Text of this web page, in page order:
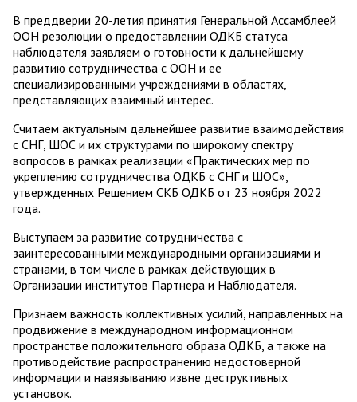
В преддверии 20-летия принятия Генеральной Ассамблеей
ООН резолюции о предоставлении ОДКБ статуса
наблюдателя заявляем о готовности к дальнейшему
развитию сотрудничества с ООН и ее
специализированными учреждениями в областях,
представляющих взаимный интерес.
Считаем актуальным дальнейшее развитие взаимодействия
с СНГ, ШОС и их структурами по широкому спектру
вопросов в рамках реализации «Практических мер по
укреплению сотрудничества ОДКБ с СНГ и ШОС»,
утвержденных Решением СКБ ОДКБ от 23 ноября 2022
года.
Выступаем за развитие сотрудничества с
заинтересованными международными организациями и
странами, в том числе в рамках действующих в
Организации институтов Партнера и Наблюдателя.
Признаем важность коллективных усилий, направленных на
продвижение в международном информационном
пространстве положительного образа ОДКБ, а также на
противодействие распространению недостоверной
информации и навязыванию извне деструктивных
установок.